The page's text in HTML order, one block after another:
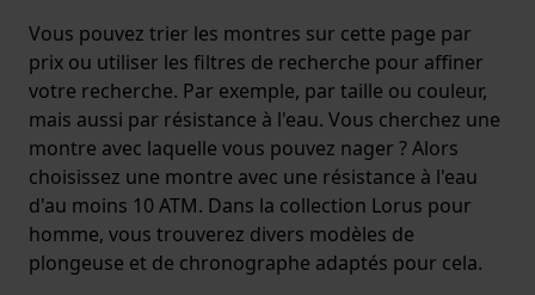
Vous pouvez trier les montres sur cette page par
prix ou utiliser les filtres de recherche pour affiner
votre recherche. Par exemple, par taille ou couleur,
mais aussi par résistance à l'eau. Vous cherchez une
montre avec laquelle vous pouvez nager ? Alors
choisissez une montre avec une résistance à l'eau
d'au moins 10 ATM. Dans la collection Lorus pour
homme, vous trouverez divers modèles de
plongeuse et de chronographe adaptés pour cela.